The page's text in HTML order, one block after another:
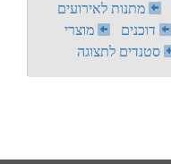
מתנות לאירועים
דוכנים
מוצרי
סטנדים לתצוגה